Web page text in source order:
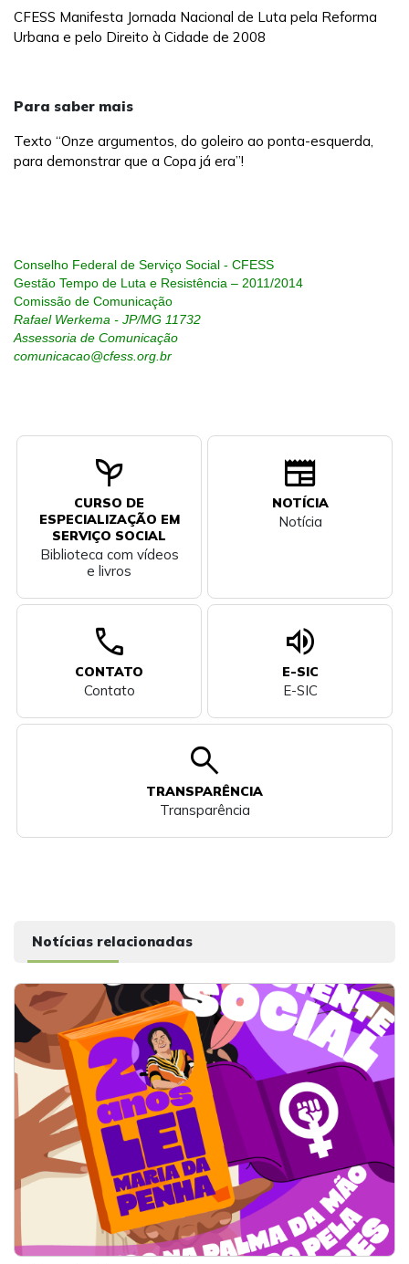
CFESS Manifesta Jornada Nacional de Luta pela Reforma
Urbana e pelo Direito à Cidade de 2008
Para saber mais
Texto “Onze argumentos, do goleiro ao ponta-esquerda,
para demonstrar que a Copa já era”!
Conselho Federal de Serviço Social - CFESS
Gestão Tempo de Luta e Resistência – 2011/2014
Comissão de Comunicação
Rafael Werkema - JP/MG 11732
Assessoria de Comunicação
comunicacao@cfess.org.br
psychiatry
CURSO DE
ESPECIALIZAÇÃO EM
SERVIÇO SOCIAL
Biblioteca com vídeos
e livros
newspaper
NOTÍCIA
Notícia
call
CONTATO
Contato
volume_up
E-SIC
E-SIC
search
TRANSPARÊNCIA
Transparência
Notícias relacionadas